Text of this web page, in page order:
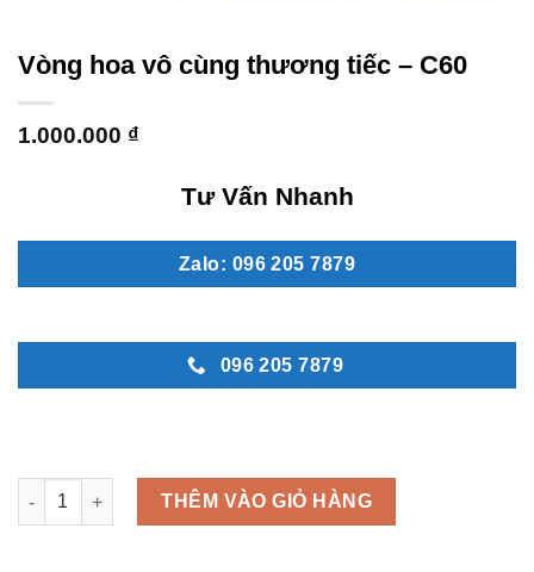
Vòng hoa vô cùng thương tiếc – C60
1.000.000 ₫
Tư Vấn Nhanh
Zalo: 096 205 7879
096 205 7879
Vòng hoa vô cùng thương tiếc - C60 số lượng
THÊM VÀO GIỎ HÀNG